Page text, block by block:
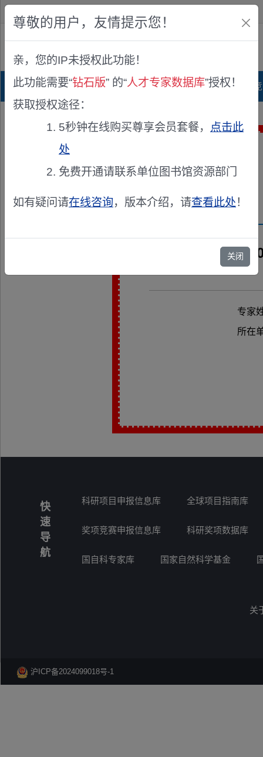
公众版
首页 科研项目库 项目指南库 奖项
兹聘请《
专家
所在
快
速
导
航
科研项目申报信息库 全球项目指南库
奖项竞赛申报信息库 科研奖项数据库
国自科专家库 国家自然科学基金
关
沪ICP备2024099018号-1
尊敬的用户，友情提示您！
亲，您的IP未授权此功能！
此功能需要“钻石版” 的“人才专家数据库”授权！
获取授权途径：
5秒钟在线购买尊享会员套餐， 点击此
处
免费开通请联系单位图书馆资源部门
如有疑问请在线咨询，版本介绍，请查看此处！
关闭